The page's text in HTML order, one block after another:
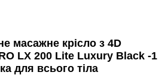
масажне крісло з 4D
LX 200 Lite Luxury Black -1
для всього тіла